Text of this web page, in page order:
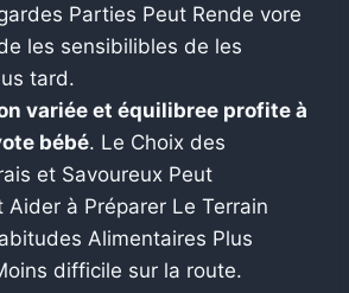
Parties Peut Rende vore
les sensibilibles de les
tard.
variée et équilibree profite à
bébé. Le Choix des
et Savoureux Peut
Aider à Préparer Le Terrain
Alimentaires Plus
difficile sur la route.